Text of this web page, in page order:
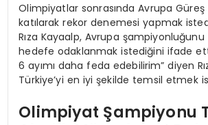
Olimpiyatlar sonrasında Avrupa Güreş
katılarak rekor denemesi yapmak
Rıza Kayaalp, Avrupa şampiyonluğunu
hedefe odaklanmak istediğini ifade
6 ayımı daha feda edebilirim” diyen
Türkiye’yi en iyi şekilde temsil etmek
Olimpiyat Şampiyonu